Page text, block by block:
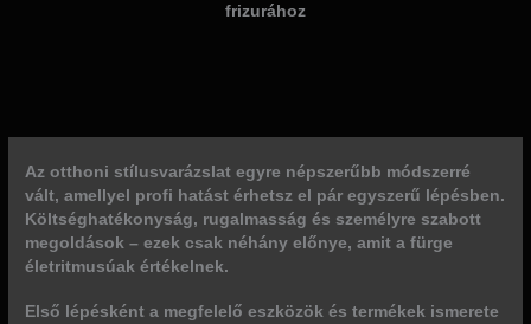
frizurához
Az otthoni stílusvarázslat egyre népszerűbb módszerré
vált, amellyel profi hatást érhetsz el pár egyszerű lépésben.
Költséghatékonyság, rugalmasság és személyre szabott
megoldások – ezek csak néhány előnye, amit a fürge
életritmusúak értékelnek.
Első lépésként a megfelelő eszközök és termékek ismerete